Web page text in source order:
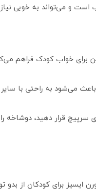
برای خواب کودک فراهم
باعث می‌شود به راحتی
قرار دهید، دوشاخه
ایسیز برای کودکان از